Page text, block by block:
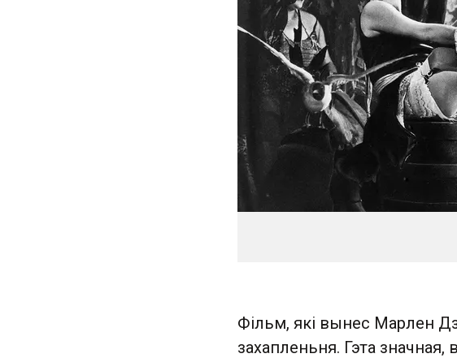
Фільм, які вынес Марлен
захапленьня. Гэта